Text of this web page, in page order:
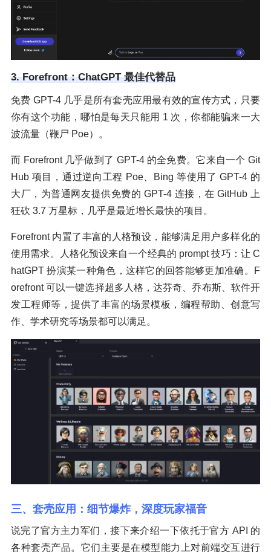
3. Forefront：ChatGPT 最佳代替品
免费 GPT-4 几乎是所有套壳应用最有效的宣传方式，只要
你有这个功能，哪怕是每天只能用 1 次，你都能骗来一大
波流量（鞭尸 Poe）。
而 Forefront 几乎做到了 GPT-4 的全免费。它来自一个 Git
Hub 项目，通过逆向工程 Poe、Bing 等使用了 GPT-4 的
大厂，为普通网友提供免费的 GPT-4 连接，在 GitHub 上
狂砍 3.7 万星标，几乎是最近增长最快的项目。
Forefront 内置了丰富的人格预设，能够满足用户多样化的
使用需求。人格化预设来自一个经典的 prompt 技巧：让 C
hatGPT 扮演某一种角色，这样它的回答能够更加准确。F
orefront 可以一键选择超多人格，达芬奇、乔布斯、软件开
发工程师等，提供了丰富的场景模板，编程帮助、创意写
作、学术研究等场景都可以满足。
三、套壳应用：细节爆炸，深度玩家福音
说完了官方主力军们，接下来介绍一下依托于官方 API 的
各种套壳产品。它们主要是在模型能力上对前端交互进行